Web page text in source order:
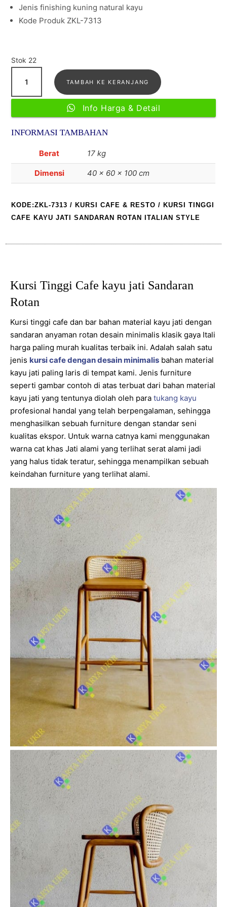
Jenis finishing kuning natural kayu
Kode Produk ZKL-7313
Stok 22
Kursi
Tinggi
jati
Sandaran
Rotan
TAMBAH KE KERANJANG
Info Harga & Detail
INFORMASI TAMBAHAN
Berat 17 kg
Dimensi 40 × 60 × 100 cm
KODE:ZKL-7313 / KURSI CAFE & RESTO / KURSI TINGGI
CAFE KAYU JATI SANDARAN ROTAN ITALIAN STYLE
Kursi Tinggi Cafe kayu jati Sandaran
Rotan
Kursi tinggi cafe dan bar bahan material kayu jati dengan
sandaran anyaman rotan desain minimalis klasik gaya Itali
harga paling murah kualitas terbaik ini. Adalah salah satu
jenis kursi cafe dengan desain minimalis bahan material
kayu jati paling laris di tempat kami. Jenis furniture
seperti gambar contoh di atas terbuat dari bahan material
kayu jati yang tentunya diolah oleh paratukang kayu
profesional handal yang telah berpengalaman, sehingga
menghasilkan sebuah furniture dengan standar seni
kualitas ekspor. Untuk warna catnya kami menggunakan
warna cat khas Jati alami yang terlihat serat alami jadi
yang halus tidak teratur, sehingga menampilkan sebuah
keindahan furniture yang terlihat alami.